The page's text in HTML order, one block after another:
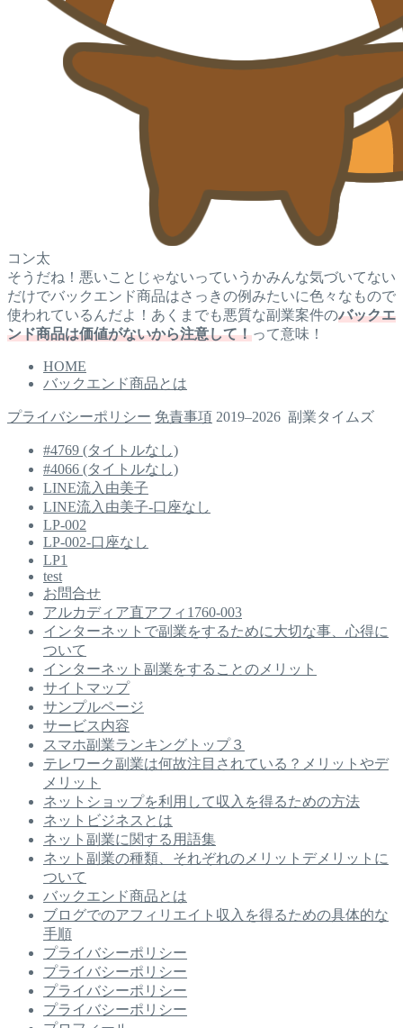
コン太
そうだね！悪いことじゃないっていうかみんな気づいてない
だけでバックエンド商品はさっきの例みたいに色々なもので
使われているんだよ！あくまでも悪質な副業案件のバックエ
ンド商品は価値がないから注意して！って意味！
HOME
バックエンド商品とは
プライバシーポリシー 免責事項 2019–2026 副業タイムズ
#4769 (タイトルなし)
#4066 (タイトルなし)
LINE流入由美子
LINE流入由美子-口座なし
LP-002
LP-002-口座なし
LP1
test
お問合せ
アルカディア直アフィ1760-003
インターネットで副業をするために大切な事、心得に
ついて
インターネット副業をすることのメリット
サイトマップ
サンプルページ
サービス内容
スマホ副業ランキングトップ３
テレワーク副業は何故注目されている？メリットやデ
メリット
ネットショップを利用して収入を得るための方法
ネットビジネスとは
ネット副業に関する用語集
ネット副業の種類、それぞれのメリットデメリットに
ついて
バックエンド商品とは
ブログでのアフィリエイト収入を得るための具体的な
手順
プライバシーポリシー
プライバシーポリシー
プライバシーポリシー
プライバシーポリシー